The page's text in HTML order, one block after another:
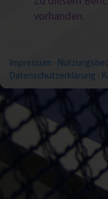
vorhanden.
Impressum ·
Datenschutzerklärung ·